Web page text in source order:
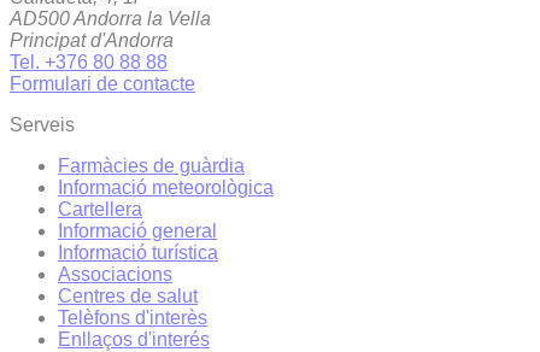
AD500 Andorra la Vella
Principat d'Andorra
Tel. +376 80 88 88
Formulari de contacte
Serveis
Farmàcies de guàrdia
Informació meteorològica
Cartellera
Informació general
Informació turística
Associacions
Centres de salut
Telèfons d'interès
Enllaços d'interés